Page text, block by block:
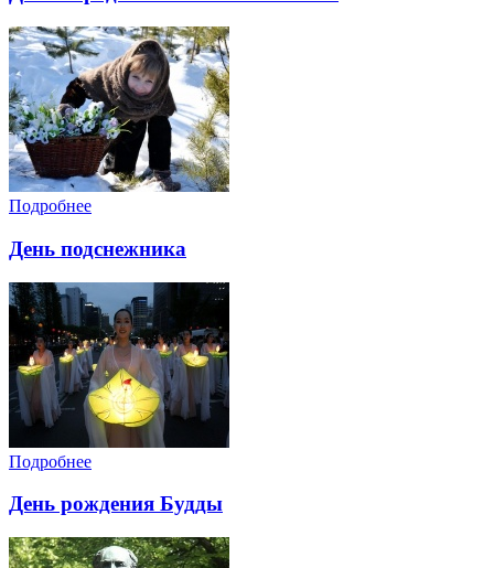
Подробнее
День подснежника
Подробнее
День рождения Будды